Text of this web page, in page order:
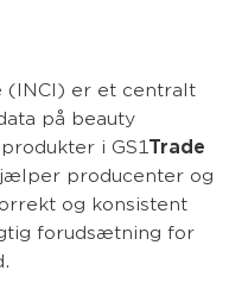
(INCI) er et centralt
på beauty
i GS1Trade
producenter og
og konsistent
forudsætning for